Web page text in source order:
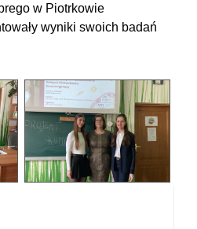
w Piotrkowie
wyniki swoich badań